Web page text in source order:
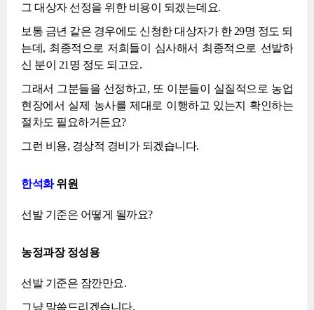
그 대상자 선정을 위한 비용이 되겠는데요.
보통 금년 같은 경우에도 신청한 대상자가 한 29명 정도 되
는데, 최종적으로 저희들이 심사해서 최종적으로 선발하
신 분이 21명 정도 되고요.
그래서 그분들을 선정하고, 또 이분들이 실질적으로 농업
현장에서 실제 농사를 제대로 이행하고 있는지 확인하는
절차도 필요하거든요?
그런 비용, 경상적 경비가 되겠습니다.
한석화위원
선발 기준은 어떻게 될까요?
농정과장 정성용
선발 기준은 잠깐만요.
그냥 말씀드리겠습니다.